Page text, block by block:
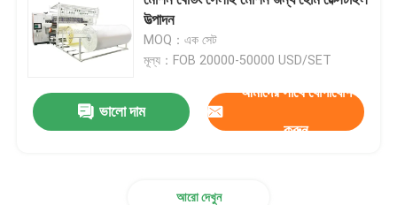
শিল্প কুইল্টিং মেশিন
লক স্টিচ কুইলটিং মেশিন
উত্পাদন
MOQ：এক সেট
মূল্য：FOB 20000-50000 USD/SET
ভালো দাম
আমাদের সাথে যোগাযোগ
করুন
আরো দেখুন